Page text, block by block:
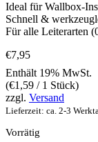
Ideal für Wallbox-
Schnell &
Für alle Leiterarten
€7,95
Enthält 19% MwSt.
(€1,59 / 1 Stück)
zzgl. Versand
Lieferzeit: ca. 2-3
Vorrätig